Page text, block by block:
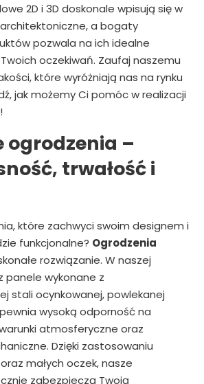
2D i 3D doskonale wpisują się w
a bogaty
pozwala na ich idealne
oczekiwań. Zaufaj naszemu
które wyróżniają nas na rynku
jak możemy Ci pomóc w realizacji
ogrodzenia –
trwałość i
które zachwyci swoim designem i
funkcjonalne? Ogrodzenia
rozwiązanie. W naszej
panele wykonane z
stali ocynkowanej, powlekanej
wysoką odporność na
atmosferyczne oraz
Dzięki zastosowaniu
małych oczek, nasze
zabezpieczą Twoją